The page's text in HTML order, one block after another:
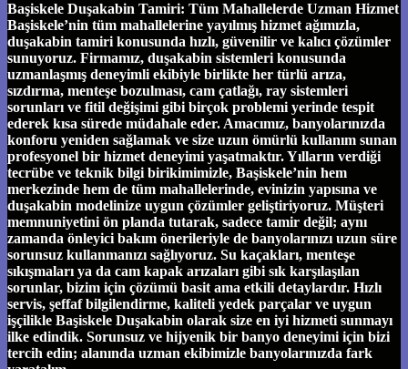
Başiskele Duşakabin Tamiri: Tüm Mahallelerde Uzman Hizmet
Başiskele’nin tüm mahallelerine yayılmış hizmet ağımızla,
duşakabin tamiri konusunda hızlı, güvenilir ve kalıcı çözümler
sunuyoruz. Firmamız, duşakabin sistemleri konusunda
uzmanlaşmış deneyimli ekibiyle birlikte her türlü arıza,
sızdırma, menteşe bozulması, cam çatlağı, ray sistemleri
sorunları ve fitil değişimi gibi birçok problemi yerinde tespit
ederek kısa sürede müdahale eder. Amacımız, banyolarınızda
konforu yeniden sağlamak ve size uzun ömürlü kullanım sunan
profesyonel bir hizmet deneyimi yaşatmaktır. Yılların verdiği
tecrübe ve teknik bilgi birikimimizle, Başiskele’nin hem
merkezinde hem de tüm mahallelerinde, evinizin yapısına ve
duşakabin modelinize uygun çözümler geliştiriyoruz. Müşteri
memnuniyetini ön planda tutarak, sadece tamir değil; aynı
zamanda önleyici bakım önerileriyle de banyolarınızı uzun süre
sorunsuz kullanmanızı sağlıyoruz. Su kaçakları, menteşe
sıkışmaları ya da cam kapak arızaları gibi sık karşılaşılan
sorunlar, bizim için çözümü basit ama etkili detaylardır. Hızlı
servis, şeffaf bilgilendirme, kaliteli yedek parçalar ve uygun
işçilikle Başiskele Duşakabin olarak size en iyi hizmeti sunmayı
ilke edindik. Sorunsuz ve hijyenik bir banyo deneyimi için bizi
tercih edin; alanında uzman ekibimizle banyolarınızda fark